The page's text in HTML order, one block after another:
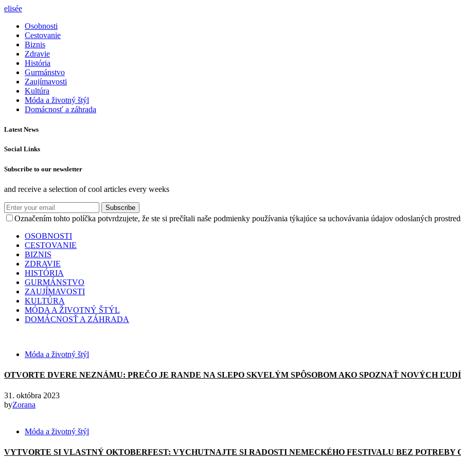
elisée
Osobnosti
Cestovanie
Biznis
Zdravie
História
Gurmánstvo
Zaujímavosti
Kultúra
Móda a životný štýl
Domácnosť a záhrada
Latest News
Social Links
Subscribe to our newsletter
and receive a selection of cool articles every weeks
Subscribe
Označením tohto políčka potvrdzujete, že ste si prečítali naše podmienky používania týkajúce sa uchovávania údajov odoslaných
OSOBNOSTI
CESTOVANIE
BIZNIS
ZDRAVIE
HISTÓRIA
GURMÁNSTVO
ZAUJÍMAVOSTI
KULTÚRA
MÓDA A ŽIVOTNÝ ŠTÝL
DOMÁCNOSŤ A ZÁHRADA
Móda a životný štýl
OTVORTE DVERE NEZNÁMU: PREČO JE RANDE NA SLEPO SKVELÝM SPÔSOBOM AKO SPOZNAŤ NOVÝCH
31. októbra 2023
byZorana
Móda a životný štýl
VYTVORTE SI VLASTNÝ OKTOBERFEST: VYCHUTNAJTE SI RADOSTI NEMECKÉHO FESTIVALU BEZ POTREBY